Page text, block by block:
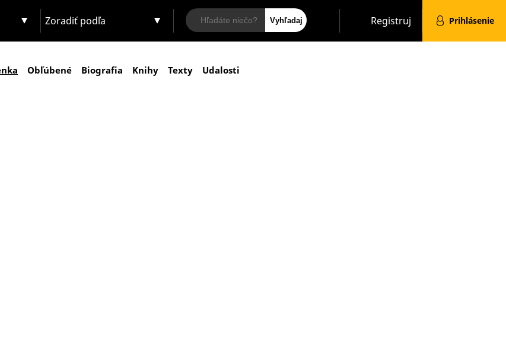
Zoradiť podľa Hľadať Registruj Prihlásenie
Obľúbené Biografia Knihy Texty Udalosti